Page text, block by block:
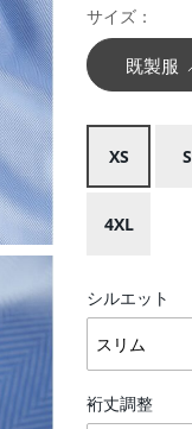
サイズ：
既製服
XS S
4XL
シルエット
裄丈調整